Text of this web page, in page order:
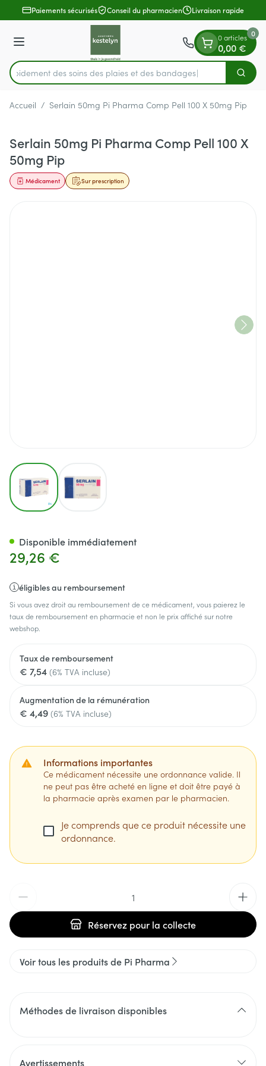
Aller au contenu
1 de 1
Paiements sécurisés Conseil du pharmacien Livraison rapide
Menu
Rechercher
rapidement des soins des plaies et des bandages
0 articles
0,00 €
0
Accueil / Serlain 50mg Pi Pharma Comp Pell 100 X 50mg Pip
Serlain 50mg Pi Pharma Comp Pell 100 X
50mg Pip
Sur prescription
Médicament
View larger image
29,26 €
éligibles au remboursement
Si vous avez droit au remboursement de ce médicament, vous paierez le
taux de remboursement en pharmacie et non le prix affiché sur notre
webshop.
Taux de remboursement
€ 7,54 (6% TVA incluse)
Augmentation de la rémunération
€ 4,49 (6% TVA incluse)
Informations importantes
Ce médicament nécessite une ordonnance valide. Il
ne peut pas être acheté en ligne et doit être payé à
la pharmacie après examen par le pharmacien.
Je comprends que ce produit nécessite une
ordonnance.
Réservez pour la collecte
Disponible immédiatement
Voir tous les produits de Pi Pharma
Méthodes de livraison disponibles
Avertissements